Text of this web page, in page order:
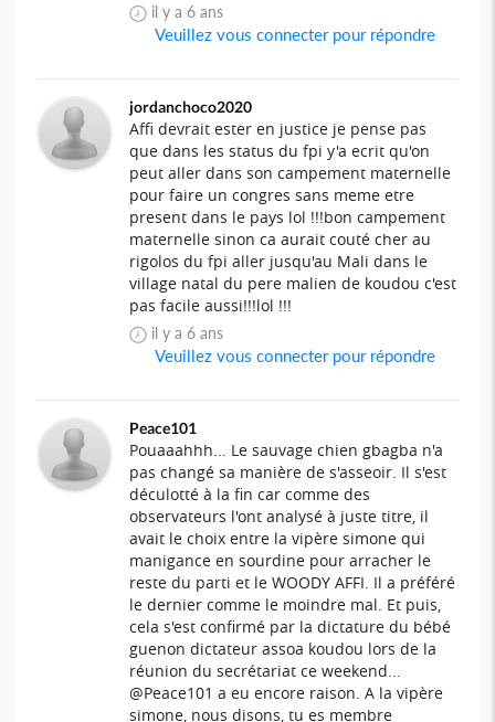
il y a 6 ans
Veuillez vous connecter pour répondre
jordanchoco2020
Affi devrait ester en justice je pense pas
que dans les status du fpi y'a ecrit qu'on
peut aller dans son campement maternelle
pour faire un congres sans meme etre
present dans le pays lol !!!bon campement
maternelle sinon ca aurait couté cher au
rigolos du fpi aller jusqu'au Mali dans le
village natal du pere malien de koudou c'est
pas facile aussi!!!lol !!!
il y a 6 ans
Veuillez vous connecter pour répondre
Peace101
Pouaaahhh... Le sauvage chien gbagba n'a
pas changé sa manière de s'asseoir. Il s'est
déculotté à la fin car comme des
observateurs l'ont analysé à juste titre, il
avait le choix entre la vipère simone qui
manigance en sourdine pour arracher le
reste du parti et le WOODY AFFI. Il a préféré
le dernier comme le moindre mal. Et puis,
cela s'est confirmé par la dictature du bébé
guenon dictateur assoa koudou lors de la
réunion du secrétariat ce weekend...
@Peace101 a eu encore raison. A la vipère
simone, nous disons, tu es membre